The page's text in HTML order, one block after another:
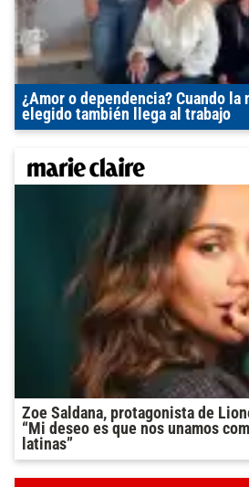
¿Amor o dependencia? Cuando la
elegido también llega al trabajo
Zoe Saldana, protagonista de
“Mi deseo es que nos unamos
latinas”